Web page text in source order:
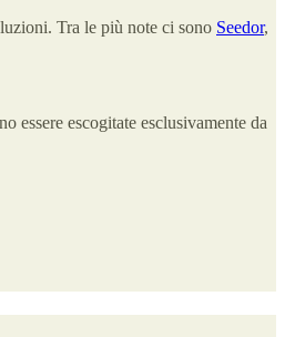
Tra le più note ci sono Seedor,
essere escogitate esclusivamente da